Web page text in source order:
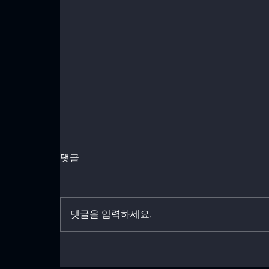
청주 마루 철거 비용 안내
<p>청주 마루 철거 비용을 알아보
댓글
댓글을 입력하세요.